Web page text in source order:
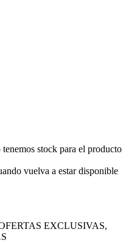
stock para el producto
vuelva a estar disponible
EXCLUSIVAS,